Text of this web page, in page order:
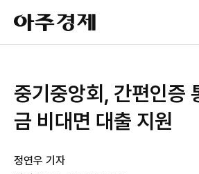
아
주
경
중기중앙회, 간편인증
금 비대면 대출 지원
정연우 기자